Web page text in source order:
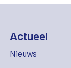
Actueel
Nieuws